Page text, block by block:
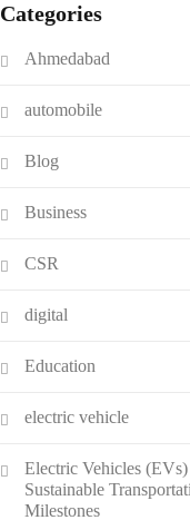
Categories
Ahmedabad
automobile
Blog
Business
CSR
digital
Education
electric vehicle
Electric Vehicles
Sustainable
Milestones